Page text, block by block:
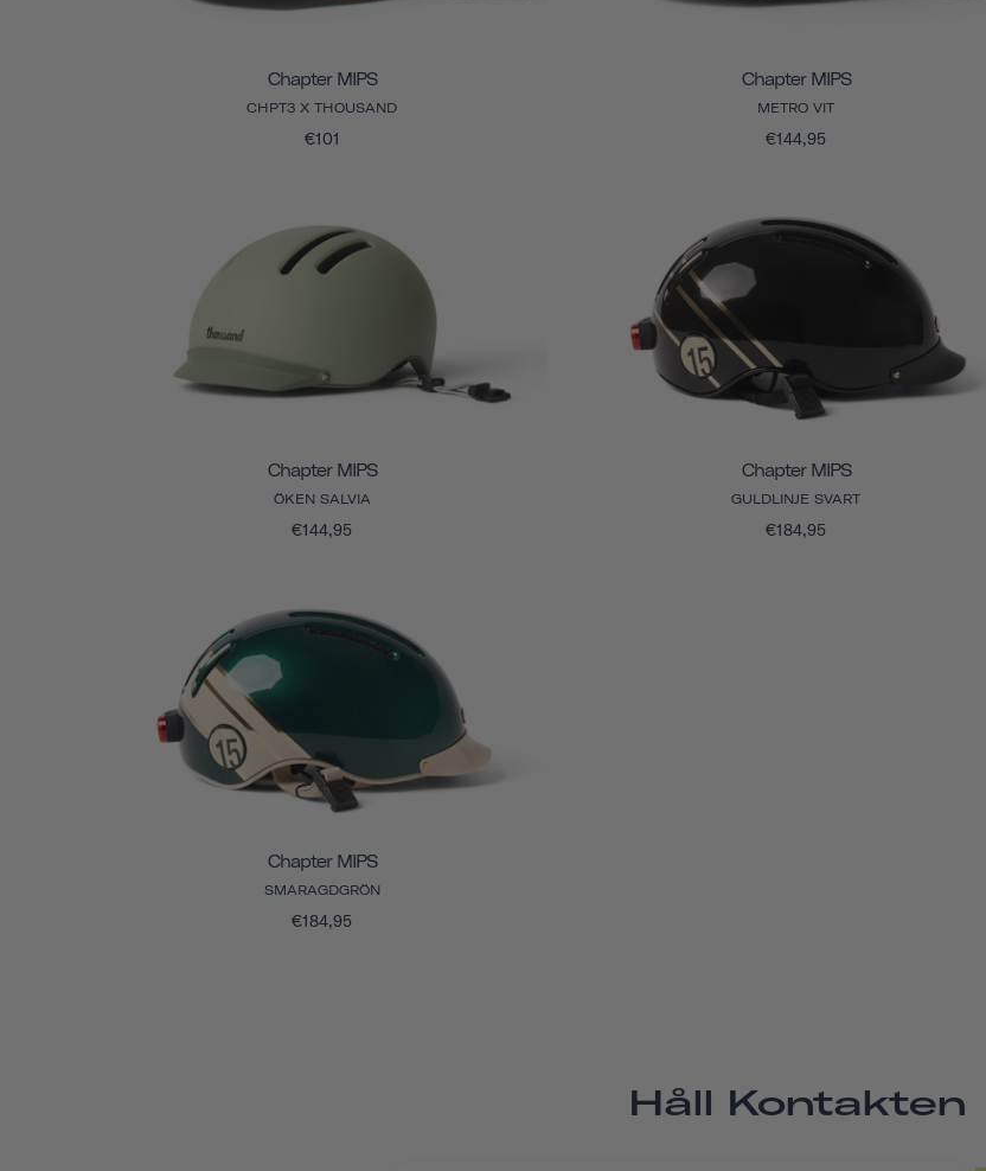
Chapter MIPS
CHPT3 X THOUSAND
€101
Chapter MIPS
METRO VIT
€144,95
Chapter MIPS
ÖKEN SALVIA
€144,95
Chapter MIPS
GULDLINJE SVART
€184,95
Chapter MIPS
SMARAGDGRÖN
€184,95
Håll Kontakten